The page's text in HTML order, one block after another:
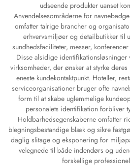
udseende produkter uanset
Anvendelsesområderne for
omfatter talrige brancher og
erhvervsmiljøer og detailbutikker til
sundhedsfaciliteter, messer,
Disse alsidige
virksomheder, der ønsker at styrke
eneste kundekontaktpunkt. Hoteller,
serviceorganisationer bruger ofte
form til at skabe uglemmelige
personalets identifikation forbliver
Holdbarhedsegenskaberne omfatter
blegningsbestandige blæk og sikre
daglig slitage og eksponering for
velegnede til både indendørs og
forskellige